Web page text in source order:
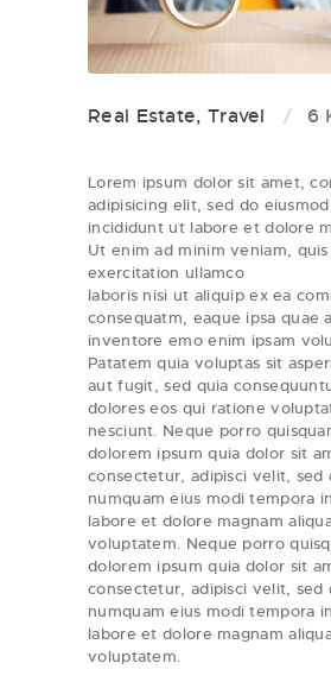
Real Estate, Travel 6
Lorem ipsum dolor sit amet,
adipisicing elit, sed do
incididunt ut labore et dolore
Ut enim ad minim veniam,
exercitation ullamco
laboris nisi ut aliquip ex ea
consequatm, eaque ipsa quae
inventore emo enim ipsam
Patatem quia voluptas sit
aut fugit, sed quia
dolores eos qui ratione
nesciunt. Neque porro
dolorem ipsum quia dolor sit
consectetur, adipisci velit, sed
numquam eius modi tempora
labore et dolore magnam
voluptatem. Neque porro
dolorem ipsum quia dolor sit
consectetur, adipisci velit, sed
numquam eius modi tempora
labore et dolore magnam
voluptatem.